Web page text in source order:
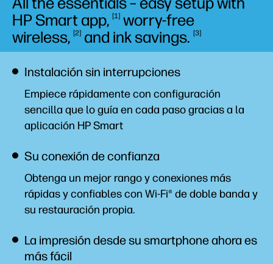
HP Smart app, 1 worry-free
wireless, 2 and inksavings. 3
Instalación sin interrupciones
Empiece rápidamente con configuración
sencilla que lo guía en cada paso gracias a la
aplicación HPSmart
Su conexión de confianza
Obtenga un mejor rango y conexiones más
rápidas y confiables con Wi-Fi® de doble banda y
su restauración propia.
La impresión desde su smartphone ahora es
más fácil